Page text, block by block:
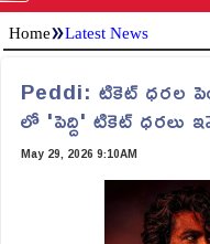
Home»Latest News
Peddi: టికెట్ ధరల
లో 'పెద్ది' టికెట్ ధరలు
May 29, 2026 9:10AM